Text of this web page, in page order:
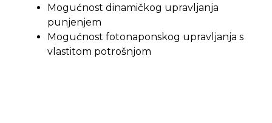
Mogućnost dinamičkog upravljanja
punjenjem
Mogućnost fotonaponskog upravljanja s
vlastitom potrošnjom